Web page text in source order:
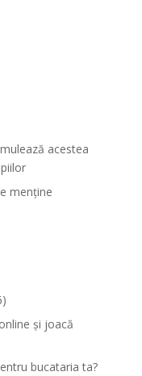
acestea
menține
și joacă
bucataria ta?